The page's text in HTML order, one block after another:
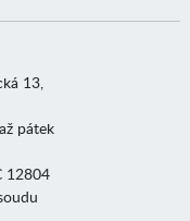
13,
pátek
12804